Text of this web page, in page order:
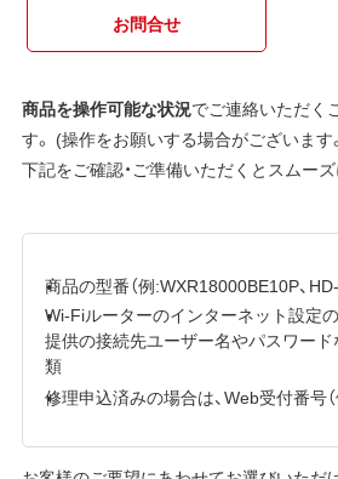
お問合せ
商品を操作可能な状況でご連絡いただく
す。 (操作をお願いする場合がございます
下記をご確認・ご準備いただくとスムー
商品の型番（例:WXR18000BE10P、
Wi-Fiルーターのインターネット設定
提供の接続先ユーザー名やパスワー
類
修理申込済みの場合は、Web受付番号（